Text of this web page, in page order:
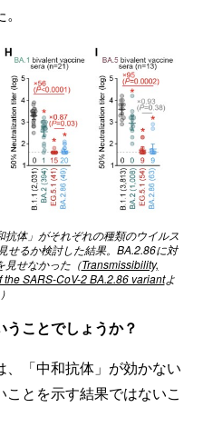
体」がそれぞれの種類のウイルス
せるか検討した結果。BA.2.86に対
見せなかった（Transmissibility,
SARS-CoV-2 BA.2.86 variantよ
ことでしょうか？
「中和抗体」が効かない
とを示す結果ではないこ